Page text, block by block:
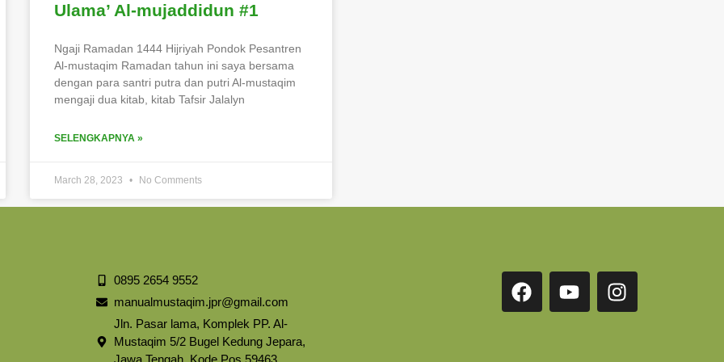
Ulama’ Al-mujaddidun #1
Ngaji Ramadan 1444 Hijriyah Pondok Pesantren
Al-mustaqim Ramadan tahun ini saya bersama
dengan para santri putra dan putri Al-mustaqim
mengaji dua kitab, kitab Tafsir Jalalyn
SELENGKAPNYA »
March 28, 2023 No Comments
0895 2654 9552
manualmustaqim.jpr@gmail.com
Jln. Pasar lama, Komplek PP. Al-
Mustaqim 5/2 Bugel Kedung Jepara,